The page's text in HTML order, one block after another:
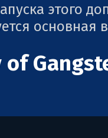
этого
основная
of